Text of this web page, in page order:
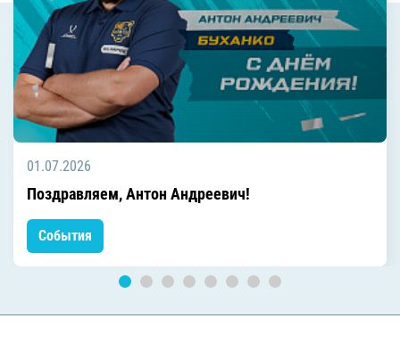
01.07.2026
Поздравляем, Антон Андреевич!
События